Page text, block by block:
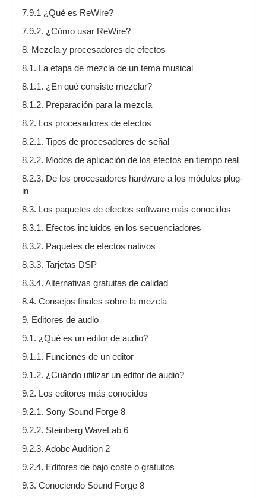
7.9.1 ¿Qué es ReWire?
7.9.2. ¿Cómo usar ReWire?
8. Mezcla y procesadores de efectos
8.1. La etapa de mezcla de un tema musical
8.1.1. ¿En qué consiste mezclar?
8.1.2. Preparación para la mezcla
8.2. Los procesadores de efectos
8.2.1. Tipos de procesadores de señal
8.2.2. Modos de aplicación de los efectos en tiempo real
8.2.3. De los procesadores hardware a los módulos plug-
in
8.3. Los paquetes de efectos software más conocidos
8.3.1. Efectos incluidos en los secuenciadores
8.3.2. Paquetes de efectos nativos
8.3.3. Tarjetas DSP
8.3.4. Alternativas gratuitas de calidad
8.4. Consejos finales sobre la mezcla
9. Editores de audio
9.1. ¿Qué es un editor de audio?
9.1.1. Funciones de un editor
9.1.2. ¿Cuándo utilizar un editor de audio?
9.2. Los editores más conocidos
9.2.1. Sony Sound Forge 8
9.2.2. Steinberg WaveLab 6
9.2.3. Adobe Audition 2
9.2.4. Editores de bajo coste o gratuitos
9.3. Conociendo Sound Forge 8